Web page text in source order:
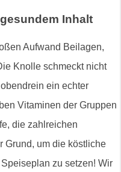
Inhalt
Aufwand Beilagen,
Knolle schmeckt nicht
ein echter
Vitaminen der Gruppen
die zahlreichen
Grund, um die köstliche
zu setzen! Wir